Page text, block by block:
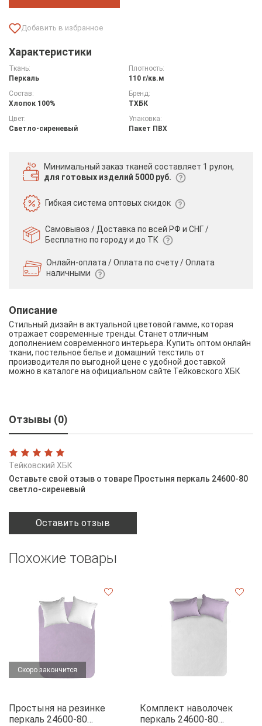
Характеристики
Ткань:
Перкаль
Плотность:
110 г/кв.м
Состав:
Хлопок 100%
Бренд:
ТХБК
Цвет:
Светло-сиреневый
Упаковка:
Пакет ПВХ
Минимальный заказ тканей составляет 1 рулон,
для готовых изделий 5000 руб.
Гибкая системаоптовых скидок
Самовывоз / Доставка по всей РФ и СНГ /
Бесплатно по городу и до ТК
Онлайн-оплата / Оплата по счету /Оплата
наличными
Описание
Стильный дизайн в актуальной цветовой гамме, которая
отражает современные тренды. Станет отличным
дополнением современного интерьера. Купить оптом онлайн
ткани, постельное белье и домашний текстиль от
производителя по выгодной цене с удобной доставкой
можно в каталоге на официальном сайте Тейковского ХБК
Отзывы (0)
Тейковский ХБК
Оставьте свой отзыв о товаре Простыня перкаль 24600-80
светло-сиреневый
Оставить отзыв
Похожие товары
Скоро закончится
Простыня на резинке
перкаль 24600-80
Комплект наволочек
перкаль 24600-80